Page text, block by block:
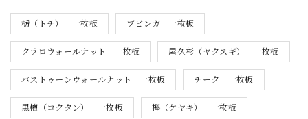
栃（トチ） 一枚板 ブビンガ 一枚板
クラロウォールナット 一枚板 屋久杉（ヤクスギ） 一枚板
バストゥーンウォールナット 一枚板 チーク 一枚板
黒檀（コクタン） 一枚板 欅（ケヤキ） 一枚板